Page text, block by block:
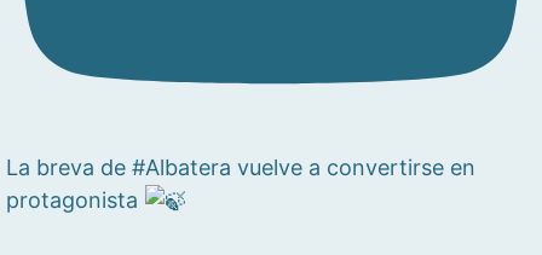
La breva de #Albatera vuelve a convertirse en
protagonista